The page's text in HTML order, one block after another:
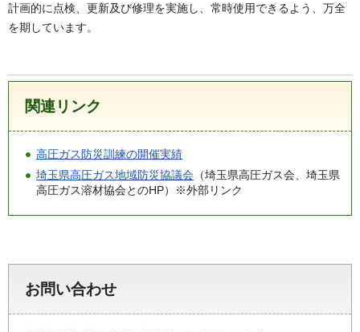
計画的に点検、更新及び修理を実施し、常時使用できるよう、万全
を期しています。
関連リンク
高圧ガス防災訓練の開催実績
埼玉県高圧ガス地域防災協議会 （埼玉県高圧ガス会、埼玉県
高圧ガス溶材協会とのHP）※外部リンク
お問い合わせ